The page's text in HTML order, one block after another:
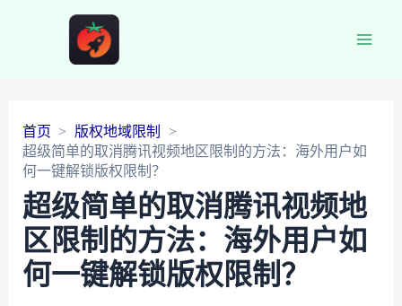
首页
版权地域限制
超级简单的取消腾讯视频地区限制的方法：海外用户如
何一键解锁版权限制？
超级简单的取消腾讯视频地
区限制的方法：海外用户如
何一键解锁版权限制？